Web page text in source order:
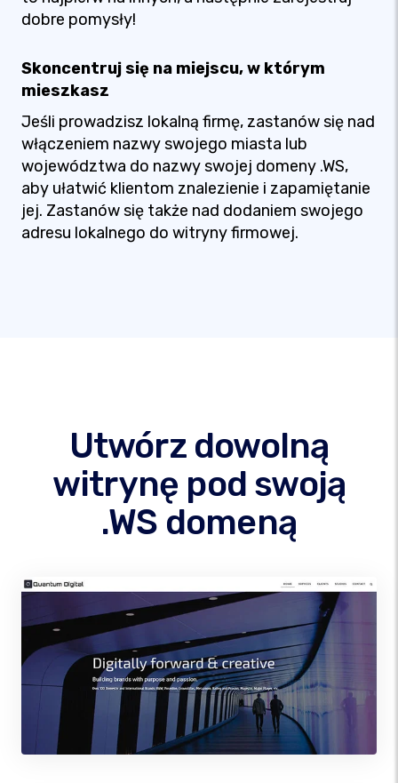
dobre pomysły!
Skoncentruj się na miejscu, w którym
mieszkasz
Jeśli prowadzisz lokalną firmę, zastanów się nad
włączeniem nazwy swojego miasta lub
województwa do nazwy swojej domeny .WS,
aby ułatwić klientom znalezienie i zapamiętanie
jej. Zastanów się także nad dodaniem swojego
adresu lokalnego do witryny firmowej.
Utwórz dowolną
witrynę pod swoją
.WS domeną